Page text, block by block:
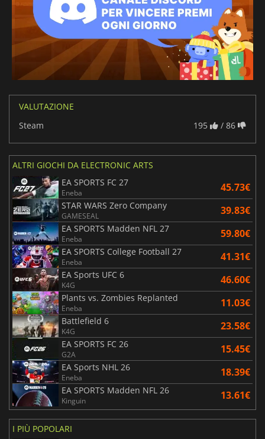
VALUTAZIONE
Steam
195 / 86
ALTRI GIOCHI DA ELECTRONIC ARTS
EA SPORTS FC 27
Eneba 45.73€
STAR WARS Zero Company
GAMESEAL 39.83€
EA SPORTS Madden NFL 27
Eneba 59.80€
EA SPORTS College Football 27
Eneba 41.31€
EA Sports UFC 6
K4G 46.60€
Plants vs. Zombies Replanted
Eneba 11.03€
Battlefield 6
K4G 23.58€
EA SPORTS FC 26
G2A 15.45€
EA Sports NHL 26
Eneba 18.39€
EA SPORTS Madden NFL 26
Kinguin 13.61€
I PIÙ POPOLARI